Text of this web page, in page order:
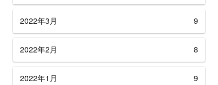
2022年3月 9
2022年2月 8
2022年1月 9